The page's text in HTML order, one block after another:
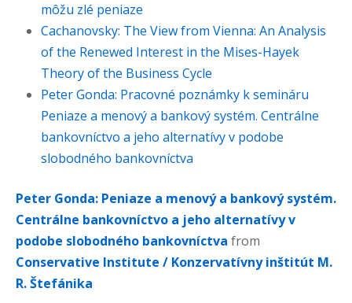
môžu zlé peniaze
Cachanovsky: The View from Vienna: An Analysis
of the Renewed Interest in the Mises-Hayek
Theory of the Business Cycle
Peter Gonda: Pracovné poznámky k semináru
Peniaze a menový a bankový systém. Centrálne
bankovníctvo a jeho alternatívy v podobe
slobodného bankovníctva
Peter Gonda: Peniaze a menový a bankový systém.
Centrálne bankovníctvo a jeho alternatívy v
podobe slobodného bankovníctva from
Conservative Institute / Konzervatívny inštitút M.
R. Štefánika